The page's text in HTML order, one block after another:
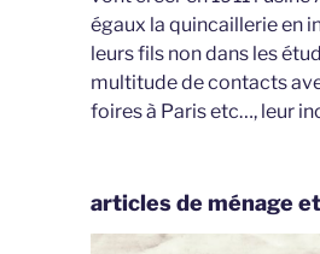
égaux la quincaillerie en
leurs fils non dans les
multitude de contacts
foires à Paris etc…, leur
articles de ménage